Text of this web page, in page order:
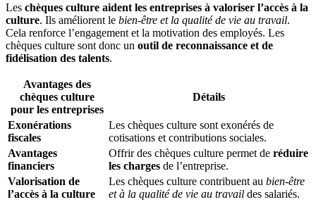
Les chèques culture aident les entreprises à valoriser l’accès à la
culture. Ils améliorent le bien-être et la qualité de vie au travail.
Cela renforce l’engagement et la motivation des employés. Les
chèques culture sont donc un outil de reconnaissance et de
fidélisation des talents.
Avantages des
chèques culture
pour les entreprises
Détails
Exonérations
fiscales
Les chèques culture sont exonérés de
cotisations et contributions sociales.
Avantages
financiers
Offrir des chèques culture permet de réduire
les charges de l’entreprise.
Valorisation de
l’accès à la culture
Les chèques culture contribuent au bien-être
et à la qualité de vie au travail des salariés.